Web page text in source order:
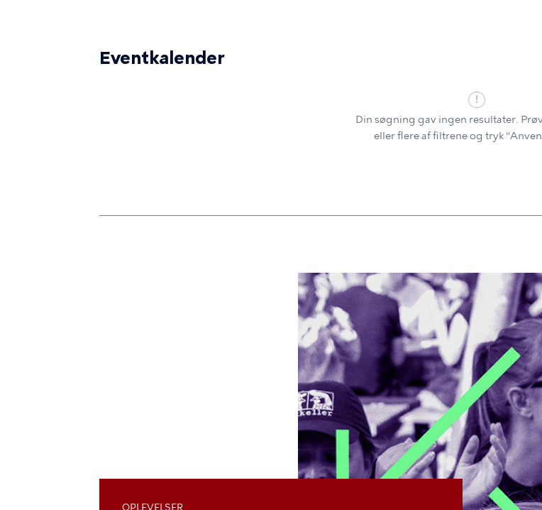
Eventkalender
Din søgning gav ingen resultater.
eller flere af filtrene og tryk
OPLEVELSER